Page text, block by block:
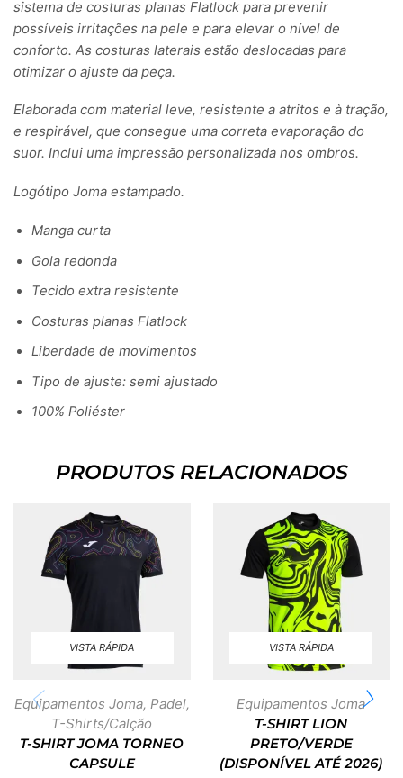
sistema de costuras planas Flatlock para prevenir
possíveis irritações na pele e para elevar o nível de
conforto. As costuras laterais estão deslocadas para
otimizar o ajuste da peça.
Elaborada com material leve, resistente a atritos e à tração,
e respirável, que consegue uma correta evaporação do
suor. Inclui uma impressão personalizada nos ombros.
Logótipo Joma estampado.
Manga curta
Gola redonda
Tecido extra resistente
Costuras planas Flatlock
Liberdade de movimentos
Tipo de ajuste: semi ajustado
100% Poliéster
PRODUTOS RELACIONADOS
VISTA RÁPIDA
Equipamentos Joma, Padel,
T-Shirts/Calção
T-SHIRT JOMA TORNEO
CAPSULE
VISTA RÁPIDA
Equipamentos Joma
T-SHIRT LION
PRETO/VERDE
(DISPONÍVEL ATÉ 2026)